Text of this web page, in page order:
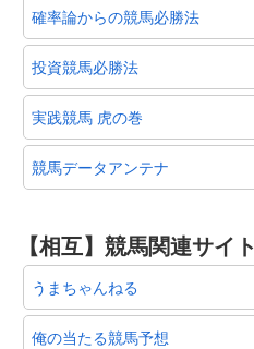
確率論からの競馬必勝法
投資競馬必勝法
実践競馬 虎の巻
競馬データアンテナ
【相互】競馬関連サイト
うまちゃんねる
俺の当たる競馬予想